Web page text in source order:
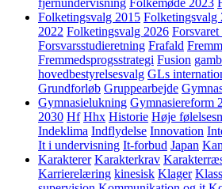
fjernundervisning Folkemøde 2023
Folketingsvalg 2015 Folketingsvalg
2022 Folketingsvalg 2026
Forsvarsstudieretning Frafald
Fremmedsprogsstrategi Fusion
hovedbestyrelsesvalg GLs
Grundforløb Gruppearbejde
Gymnasielukning Gymnasiereform
2030 Hf Hhx Historie Høje
Indeklima Indflydelse Innovation
It i undervisning It-forbud Japan
Karakterer Karakterkrav
Karrierelæring kinesisk Klager